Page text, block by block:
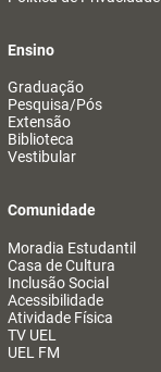
Ensino
Graduação
Pesquisa/Pós
Extensão
Biblioteca
Vestibular
Comunidade
Moradia Estudantil
Casa de Cultura
Inclusão Social
Acessibilidade
Atividade Física
TV UEL
UEL FM